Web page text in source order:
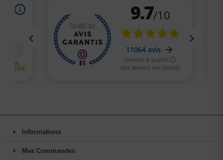
Informations
Mes Commandes